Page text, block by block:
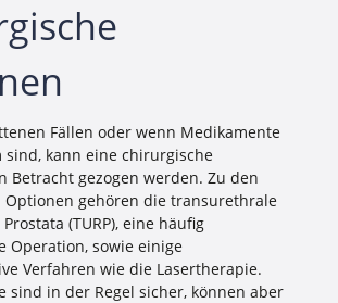
Fällen oder wenn Medikamente
sind, kann eine chirurgische
Betracht gezogen werden. Zu den
gehören die transurethrale
(TURP), eine häufig
Operation, sowie einige
Verfahren wie die Lasertherapie.
sind in der Regel sicher, können aber